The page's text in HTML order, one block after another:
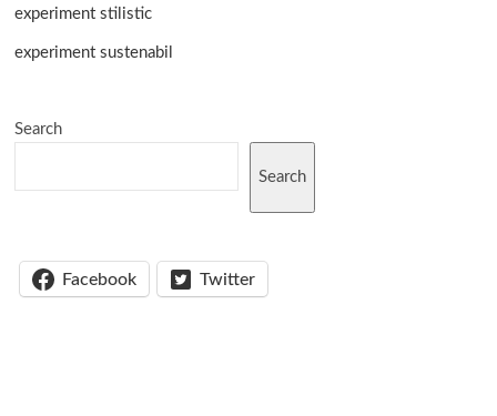
experiment stilistic
experiment sustenabil
Search
Search
Facebook Twitter